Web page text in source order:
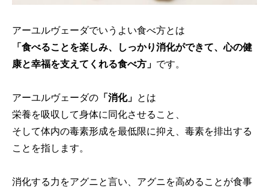
アーユルヴェーダでいうよい食べ方とは
「食べることを楽しみ、しっかり消化ができて、心の健
康と幸福を支えてくれる食べ方」 です。
アーユルヴェーダの 「消化」 とは
栄養を吸収して身体に同化させること、
そして体内の毒素形成を最低限に抑え、毒素を排出する
ことを指します。
消化する力をアグニと言い、アグニを高めることが食事